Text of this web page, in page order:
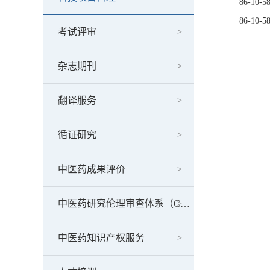
考试评审
杂志期刊
翻译服务
循证研究
中医药成果评价
中医药研究伦理审查体系（CAP）认证
中医药知识产权服务
86-10-
86-10-